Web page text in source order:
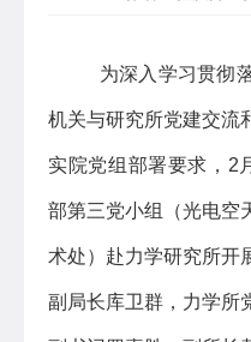
为深入学习贯彻
机关与研究所党建交流
实院党组部署要求，2
部第三党小组（光电空
术处）赴力学研究所开
副局长库卫群，力学所